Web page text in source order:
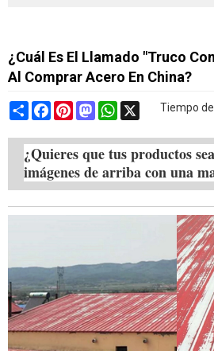
¿Cuál Es El Llamado "truco
Al Comprar Acero En China?
ShareFacebookPinterestMastodonWhatsAppTiempo
¿Quieres que tus productos
imágenes de arriba con una